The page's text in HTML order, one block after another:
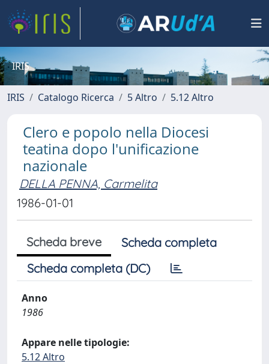
IRIS
IRIS Catalogo Ricerca 5 Altro 5.12 Altro
Clero e popolo nella Diocesi
teatina dopo l'unificazione
nazionale
DELLA PENNA, Carmelita
1986-01-01
Scheda breve
Scheda completa
Scheda completa (DC)
Anno
1986
Appare nelle tipologie:
5.12 Altro